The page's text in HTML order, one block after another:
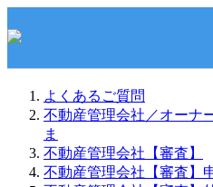
よくあるご質問
不動産管理会社／オーナ
ま
不動産管理会社【審査】
不動産管理会社【審査】